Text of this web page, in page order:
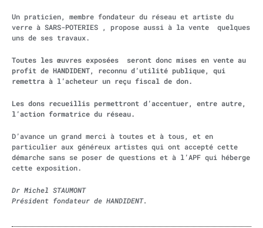
Un praticien, membre fondateur du réseau et artiste du
verre à SARS-POTERIES , propose aussi à la vente quelques
uns de ses travaux.
Toutes les œuvres exposées seront donc mises en vente au
profit de HANDIDENT, reconnu d’utilité publique, qui
remettra à l’acheteur un reçu fiscal de don.
Les dons recueillis permettront d’accentuer, entre autre,
l’action formatrice du réseau.
D’avance un grand merci à toutes et à tous, et en
particulier aux généreux artistes qui ont accepté cette
démarche sans se poser de questions et à l’APF qui héberge
cette exposition.
Dr Michel STAUMONT
Président fondateur de HANDIDENT.